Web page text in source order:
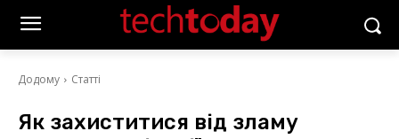
Додому Статті
Як захиститися від зламу